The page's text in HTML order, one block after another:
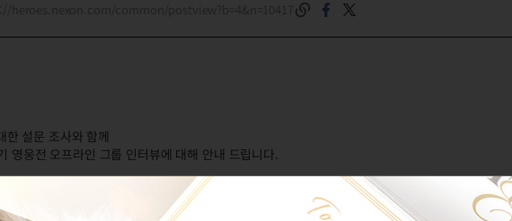
설문 조사와 함께
웅전 오프라인 그룹 인터뷰에 대해 안내 드립니다.
어 여러분 중 추첨을 통해 500분께 넥슨캐시를 지급해 드릴 예정입니다.
용은 아래 안내를 확인해 주세요.